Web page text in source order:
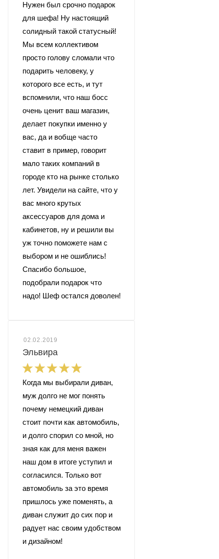
Нужен был срочно подарок
для шефа! Ну настоящий
солидный такой статусный!
Мы всем коллективом
просто голову сломали что
подарить человеку, у
которого все есть, и тут
вспомнили, что наш босс
очень ценит ваш магазин,
делает покупки именно у
вас, да и вобще часто
ставит в пример, говорит
мало таких компаний в
городе кто на рынке столько
лет. Увидели на сайте, что у
вас много крутых
аксессуаров для дома и
кабинетов, ну и решили вы
уж точно поможете нам с
выбором и не ошиблись!
Спасибо большое,
подобрали подарок что
надо! Шеф остался доволен!
02.02.2019
Эльвира
Когда мы выбирали диван,
муж долго не мог понять
почему немецкий диван
стоит почти как автомобиль,
и долго спорил со мной, но
зная как для меня важен
наш дом в итоге уступил и
согласился. Только вот
автомобиль за это время
пришлось уже поменять, а
диван служит до сих пор и
радует нас своим удобством
и дизайном!